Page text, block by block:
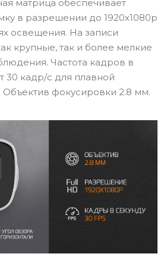
матрица обеспечивает
в разрешении до 1920x1080p
освещения. На записи
крупные, так и более мелкие
Частота кадров в
30 кадр/с для плавной
Объектив фокусировки 2.8 мм.